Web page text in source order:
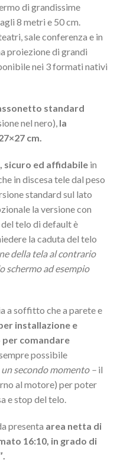
di grandissime
8 metri e 50 cm.
sale conferenza e in
proiezione di grandi
nei 3 formati nativi
standard
nel nero), la
cm.
sicuro ed affidabile in
in discesa tele dal peso
standard sul lato
la versione con
telo di default è
la caduta del telo
della tela al contrario
schermo ad esempio
a soffitto che a parete e
installazione e
comandare
sempre possibile
secondo momento – il
al motore) per poter
e stop del telo.
presenta area netta di
16:10, in grado di